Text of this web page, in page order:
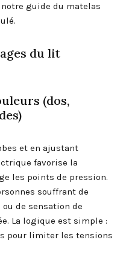
guide du matelas
du lit
(dos,
et en ajustant
favorise la
les points de pression.
souffrant de
de sensation de
La logique est simple :
pour limiter les tensions